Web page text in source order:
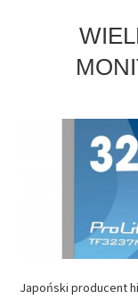
MONITORY
NAPĘDY
INTERNET
Japoński producent